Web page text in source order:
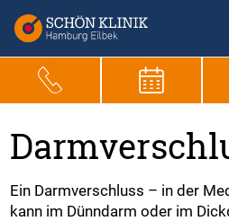
Ein Darmverschluss – in der
kann im Dünndarm oder im